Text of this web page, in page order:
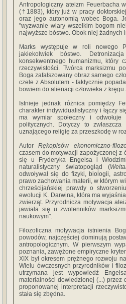
Antropologiczny ateizm Feuerbacha
(†1883), który już w pracy
oraz jego autonomią wobec Boga.
"wyzwanie wiary wszelkim bogom
najwyższe bóstwo. Obok niej żadnych
Marks występuje w roli nowego
jakiekolwiek bóstwo.
konsekwentnego humanizmu, który
rzeczywistości. Twórca marksizmu
Boga zafałszowany obraz samego
czele z Absolutem - faktycznie
bowiem do alienacji człowieka z
Istnieje jednak różnica pomiędzy
charakter indywidualistyczny i łączy
ma wymiar społeczny i odwołuje
politycznych. Dotyczy to
uznającego religię za przeszkodę w
AutorRękopisów ekonomiczno-
czasem do motywacji zapożyczonej z
się u Fryderyka Engelsa i
naturalistyczny światopogląd (
odwoływał się do fizyki, biologii,
prawo zachowania materii, w którym
chrześcijańskiej prawdy o
ewolucji K. Darwina, która ma
zwierząt. Przyrodnicza motywacja
jawiała się u zwolenników
naukowym".
Filozoficzna motywacja istnienia
powodów, najczęściej dominują
antropologicznym. W pierwszym
poznania, zawężone empiryczne
XIX był okresem prężnego rozwoju
Wielu ówczesnych przyrodników i
utrzymana jest wypowiedź
materialności dowiedzionej (...) przez
proponowanej interpretacji
stała się zbędna.